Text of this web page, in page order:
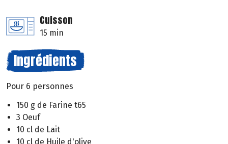
Cuisson
15 min
Ingrédients
Pour 6 personnes
150 g de Farine t65
3 Oeuf
10 cl de Lait
10 cl de Huile d'olive